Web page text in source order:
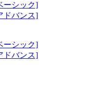
ーシック]
ドバンス]
ーシック]
ドバンス]